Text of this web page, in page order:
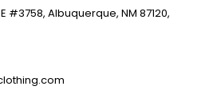
#3758, Albuquerque, NM 87120,